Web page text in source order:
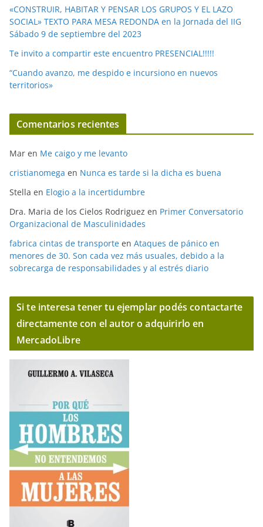
«CONSTRUIR, HABITAR Y PENSAR LOS GRUPOS Y EL LAZO
SOCIAL» TEXTO PARA MESA REDONDA en la Jornada del IIG
Sábado 9 de septiembre del 2023
Te invito a compartir este encuentro PRESENCIAL!!!!!
“Cuando avanzo, me despido e incursiono en nuevos
territorios»
Comentarios recientes
Mar en Me caigo y me levanto
cristianomega en Nunca es tarde si la dicha es buena
Stella en Elogio a la incertidumbre
Dra. Maria de los Cielos Rodriguez en Primer Conversatorio
Organizacional de Masculinidades
fabrica cintas de transporte en Ataques de pánico en
menores de 30. Son cada vez más usuales, debido a la
sobrecarga de responsabilidades y al estrés diario
Si te interesa tener tu ejemplar podés contactarte
directamente con el autor o adquirirlo en
MercadoLibre